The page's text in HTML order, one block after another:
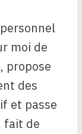
moi de
propose
des
et passe
fait de